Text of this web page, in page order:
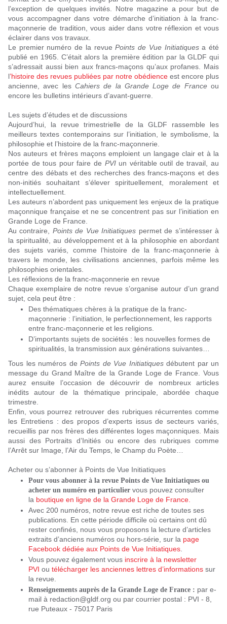
l’exception de quelques invités. Notre magazine a pour but de
vous accompagner dans votre démarche d’initiation à la franc-
maçonnerie de tradition, vous aider dans votre réflexion et vous
éclairer dans vos travaux.
Le premier numéro de la revue Points de Vue Initiatiques a été
publié en 1965. C’était alors la première édition par la GLDF qui
s’adressait aussi bien aux francs-maçons qu’aux profanes. Mais
l’histoire des revues publiées par notre obédience est encore plus
ancienne, avec les Cahiers de la Grande Loge de France ou
encore les bulletins intérieurs d’avant-guerre.
Les sujets d’études et de discussions
Aujourd’hui, la revue trimestrielle de la GLDF rassemble les
meilleurs textes contemporains sur l’initiation, le symbolisme, la
philosophie et l’histoire de la franc-maçonnerie.
Nos auteurs et frères maçons emploient un langage clair et à la
portée de tous pour faire de PVI un véritable outil de travail, au
centre des débats et des recherches des francs-maçons et des
non-initiés souhaitant s’élever spirituellement, moralement et
intellectuellement.
Les auteurs n’abordent pas uniquement les enjeux de la pratique
maçonnique française et ne se concentrent pas sur l’initiation en
Grande Loge de France.
Au contraire,
Points de Vue Initiatiques permet de s’intéresser à
la spiritualité, au développement et à la philosophie en abordant
des sujets variés, comme l’histoire de la franc-maçonnerie à
travers le monde, les civilisations anciennes, parfois même les
philosophies orientales.
Les réflexions de la franc-maçonnerie en revue
Chaque exemplaire de notre revue s’organise autour d’un grand
sujet, cela peut être :
Des thématiques chères à la pratique de la franc-
maçonnerie : l’initiation, le perfectionnement, les rapports
entre franc-maçonnerie et les religions.
D’importants sujets de sociétés : les nouvelles formes de
spiritualités, la transmission aux générations suivantes…
Tous les numéros de Points de Vue Initiatiques débutent par un
message du Grand Maître de la Grande Loge de France. Vous
aurez ensuite l’occasion de découvrir de nombreux articles
inédits autour de la thématique principale, abordée chaque
trimestre.
Enfin, vous pourrez retrouver des rubriques récurrentes comme
les Entretiens : des propos d’experts issus de secteurs variés,
recueillis par nos frères des différentes loges maçonniques. Mais
aussi des Portraits d’Initiés ou encore des rubriques comme
l’Arrêt sur Image, l’Air du Temps, le Champ du Poète…
Acheter ou s’abonner à Points de Vue Initiatiques
Pour vous abonner à la revue Points de Vue Initiatiques ou
acheter un numéro en particulier vous pouvez consulter
la boutique en ligne de la Grande Loge de France.
Avec 200 numéros, notre revue est riche de toutes ses
publications. En cette période difficile où certains ont dû
rester confinés, nous vous proposons la lecture d’articles
extraits d’anciens numéros ou hors-série, sur la page
Facebook dédiée aux Points de Vue Initiatiques
Vous pouvez également vous inscrire à la newsletter
PVI ou télécharger les anciennes lettres d’informations sur
la revue.
Renseignements auprès de la Grande Loge de France : par e-
mail à redaction@gldf.org ou par courrier postal : PVI - 8,
rue Puteaux - 75017 Paris